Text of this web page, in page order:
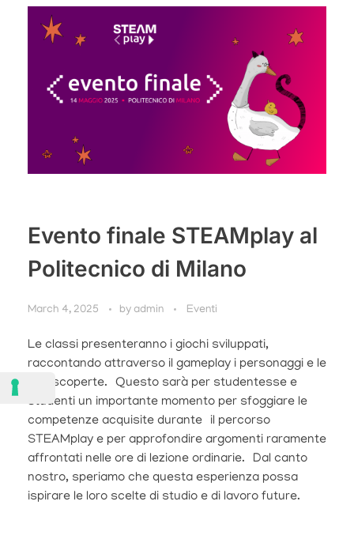
Evento finale STEAMplay al
Politecnico di Milano
March 4, 2025 by admin Eventi
Le classi presenteranno i giochi sviluppati,
raccontando attraverso il gameplay i personaggi e le
loro scoperte. Questo sarà per studentesse e
studenti un importante momento per sfoggiare le
competenze acquisite durante il percorso
STEAMplay e per approfondire argomenti raramente
affrontati nelle ore di lezione ordinarie. Dal canto
nostro, speriamo che questa esperienza possa
ispirare le loro scelte di studio e di lavoro future.